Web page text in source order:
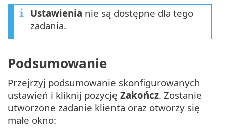
Ustawienia nie są dostępne dla tego
zadania.
Podsumowanie
Przejrzyj podsumowanie skonfigurowanych
ustawień i kliknij pozycję Zakończ. Zostanie
utworzone zadanie klienta oraz otworzy się
małe okno: